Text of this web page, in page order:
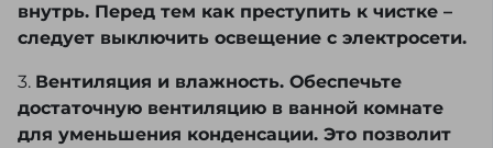
внутрь. Перед тем как преступить к чистке –
следует выключить освещение с электросети.
3. Вентиляция и влажность. Обеспечьте
достаточную вентиляцию в ванной комнате
для уменьшения конденсации. Это позволит